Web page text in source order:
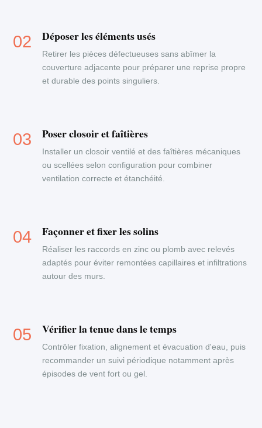
Déposer les éléments usés
Retirer les pièces défectueuses sans abîmer la
couverture adjacente pour préparer une reprise propre
et durable des points singuliers.
Poser closoir et faîtières
Installer un closoir ventilé et des faîtières mécaniques
ou scellées selon configuration pour combiner
ventilation correcte et étanchéité.
Façonner et fixer les solins
Réaliser les raccords en zinc ou plomb avec relevés
adaptés pour éviter remontées capillaires et infiltrations
autour des murs.
Vérifier la tenue dans le temps
Contrôler fixation, alignement et évacuation d'eau, puis
recommander un suivi périodique notamment après
épisodes de vent fort ou gel.